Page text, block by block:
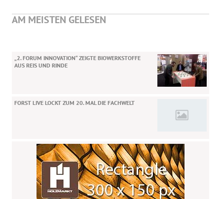
AM MEISTEN GELESEN
„2. FORUM INNOVATION“ ZEIGTE BIOWERKSTOFFE
AUS REIS UND RINDE
FORST LIVE LOCKT ZUM 20. MAL DIE FACHWELT